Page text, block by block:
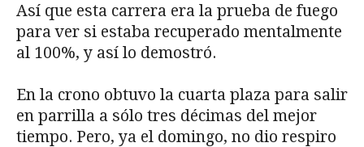
Así que esta carrera era la prueba de fuego
para ver si estaba recuperado mentalmente
al 100%, y así lo demostró.
En la crono obtuvo la cuarta plaza para salir
en parrilla a sólo tres décimas del mejor
tiempo. Pero, ya el domingo, no dio respiro